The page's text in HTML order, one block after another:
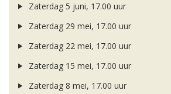
Zaterdag 5 juni, 17.00 uur
Zaterdag 29 mei, 17.00 uur
Zaterdag 22 mei, 17.00 uur
Zaterdag 15 mei, 17.00 uur
Zaterdag 8 mei, 17.00 uur